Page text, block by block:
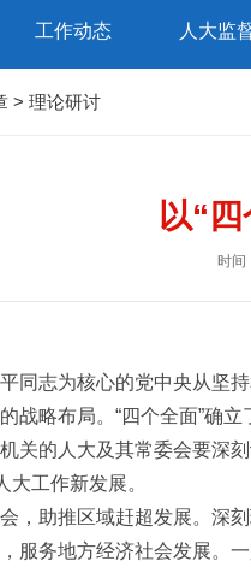
工作动态 人大监
> 理论研讨
以“
时间
同志为核心的党中央从坚
战略布局。“四个全面”确
关的人大及其常委会要深
大工作新发展。
，助推区域赶超发展。深
服务地方经济社会发展。